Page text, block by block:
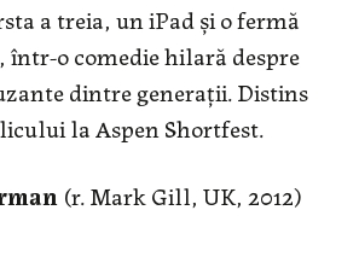
a treia, un iPad și o fermă
într-o comedie hilară despre
dintre generații. Distins
la Aspen Shortfest.
(r. Mark Gill, UK, 2012)